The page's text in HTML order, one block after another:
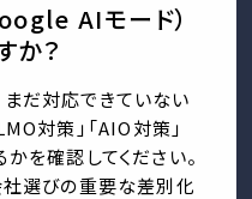
AIモード）
か？
まだ対応できていない
対策」「AIO対策」
を確認してください。
選びの重要な差別化